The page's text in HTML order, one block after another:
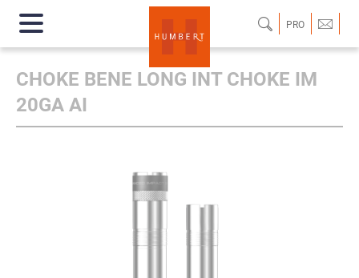
PRO
CHOKE BENE LONG INT CHOKE IM
20GA AI